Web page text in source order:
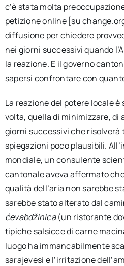
c’è stata molta
petizione online [su
diffusione per chiedere
nei giorni successivi quando
la reazione. E il governo
sapersi confrontare con
La reazione del potere locale
volta, quella di minimizzare, di
giorni successivi che risolverà
spiegazioni poco plausibili.
mondiale, un consulente
cantonale aveva affermato
qualità dell’aria non sarebbe
sarebbe stato alterato dal
ćevabdžinica(un ristorante
tipiche salsicce di carne
luogo ha immancabilmente
sarajevesi e l’irritazione